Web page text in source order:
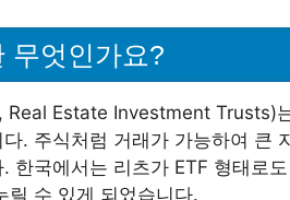
무엇인가요?
Real Estate Investment Trusts)
. 주식처럼 거래가 가능하여 큰
한국에서는 리츠가 ETF 형태로
릴 수 있게 되었습니다.